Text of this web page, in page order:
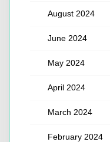
August 2024
June 2024
May 2024
April 2024
March 2024
February 2024